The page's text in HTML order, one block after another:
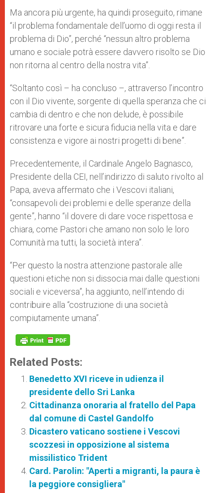
Ma ancora più urgente, ha quindi proseguito, rimane
“il problema fondamentale dell’uomo di oggi resta il
problema di Dio”, perché “nessun altro problema
umano e sociale potrà essere davvero risolto se Dio
non ritorna al centro della nostra vita”.
“Soltanto così – ha concluso –, attraverso l’incontro
con il Dio vivente, sorgente di quella speranza che ci
cambia di dentro e che non delude, è possibile
ritrovare una forte e sicura fiducia nella vita e dare
consistenza e vigore ai nostri progetti di bene”.
Precedentemente, il Cardinale Angelo Bagnasco,
Presidente della CEI, nell’indirizzo di saluto rivolto al
Papa, aveva affermato che i Vescovi italiani,
“consapevoli dei problemi e delle speranze della
gente”, hanno “il dovere di dare voce rispettosa e
chiara, come Pastori che amano non solo le loro
Comunità ma tutti, la società intera”.
“Per questo la nostra attenzione pastorale alle
questioni etiche non si dissocia mai dalle questioni
sociali e viceversa”, ha aggiunto, nell’intendo di
contribuire alla “costruzione di una società
compiutamente umana”.
Related Posts:
Benedetto XVI riceve in udienza il
presidente dello Sri Lanka
Cittadinanza onoraria al fratello del Papa
dal comune di Castel Gandolfo
Dicastero vaticano sostiene i Vescovi
scozzesi in opposizione al sistema
missilistico Trident
Card. Parolin: "Aperti a migranti, la paura è
la peggiore consigliera"